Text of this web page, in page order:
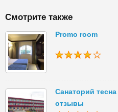
Смотрите также
Promo room
Санаторий
отзывы